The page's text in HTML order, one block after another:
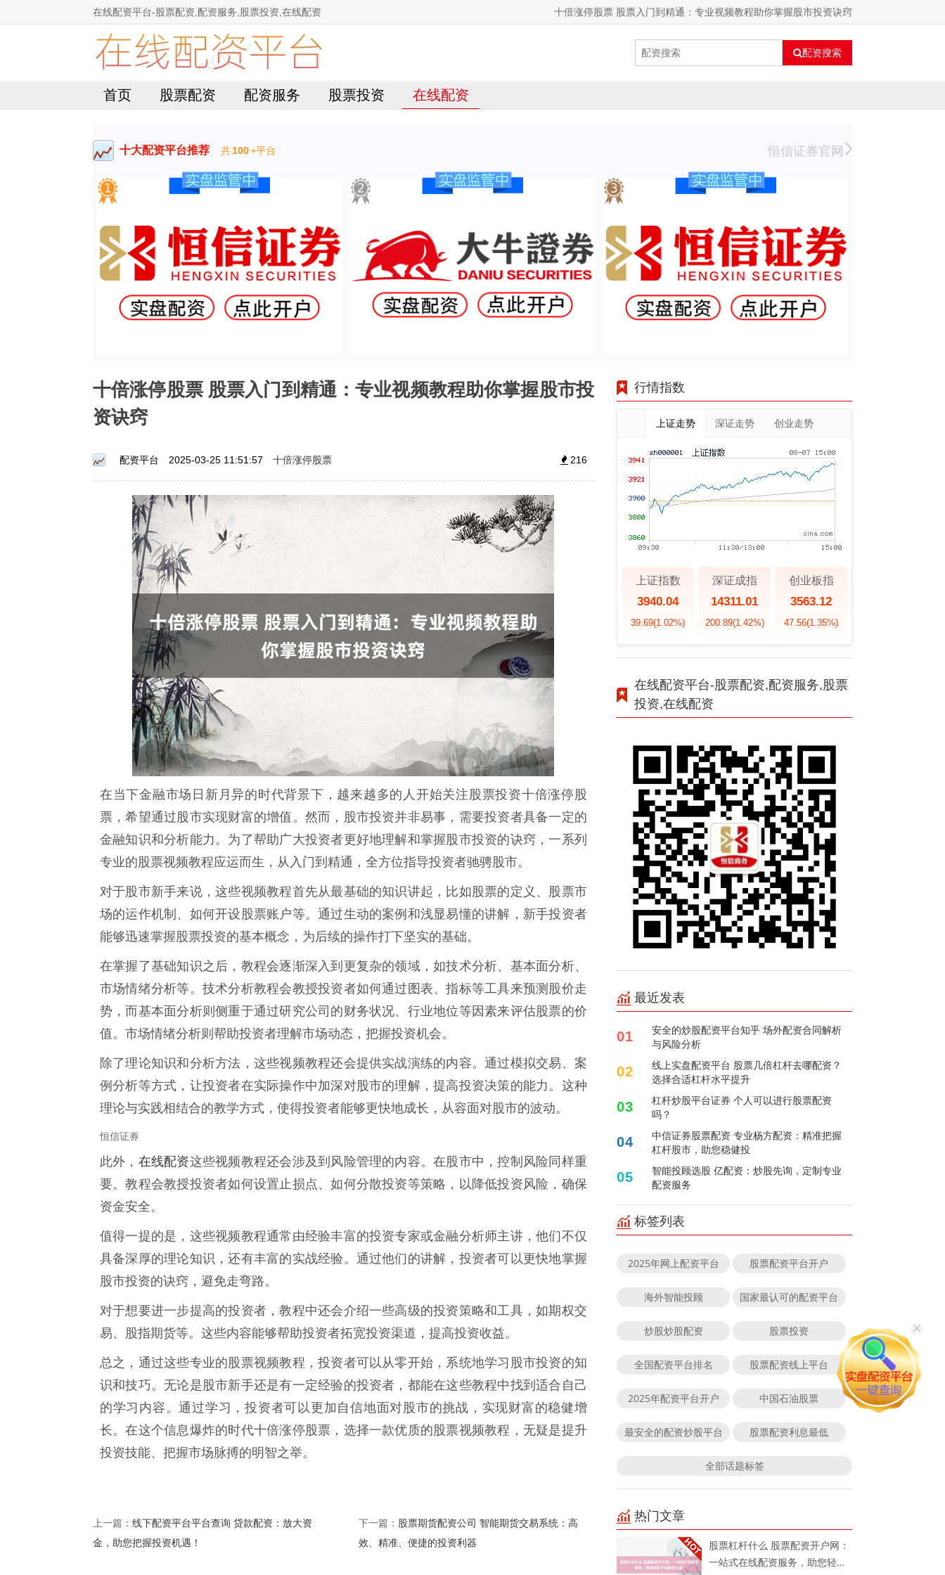
在线配资平台-股票配资,配资服务,股票投资,在线配资 十倍涨停股票 股票入门到精通：专业视频教程助你掌握股市投资诀窍
配资搜索
首页 股票配资 配资服务 股票投资 在线配资
十大配资平台推荐 共100+平台 恒信证券官网
十倍涨停股票 股票入门到精通：专业视频教程助你掌握股市投
资诀窍
配资平台 2025-03-25 11:51:57 十倍涨停股票 216
在当下金融市场日新月异的时代背景下，越来越多的人开始关注股票投资十倍涨停股
票，希望通过股市实现财富的增值。然而，股市投资并非易事，需要投资者具备一定的
金融知识和分析能力。为了帮助广大投资者更好地理解和掌握股市投资的诀窍，一系列
专业的股票视频教程应运而生，从入门到精通，全方位指导投资者驰骋股市。
对于股市新手来说，这些视频教程首先从最基础的知识讲起，比如股票的定义、股票市
场的运作机制、如何开设股票账户等。通过生动的案例和浅显易懂的讲解，新手投资者
能够迅速掌握股票投资的基本概念，为后续的操作打下坚实的基础。
在掌握了基础知识之后，教程会逐渐深入到更复杂的领域，如技术分析、基本面分析、
市场情绪分析等。技术分析教程会教授投资者如何通过图表、指标等工具来预测股价走
势，而基本面分析则侧重于通过研究公司的财务状况、行业地位等因素来评估股票的价
值。市场情绪分析则帮助投资者理解市场动态，把握投资机会。
除了理论知识和分析方法，这些视频教程还会提供实战演练的内容。通过模拟交易、案
例分析等方式，让投资者在实际操作中加深对股市的理解，提高投资决策的能力。这种
理论与实践相结合的教学方式，使得投资者能够更快地成长，从容面对股市的波动。
恒信证券
此外， 在线配资这些视频教程还会涉及到风险管理的内容。在股市中，控制风险同样重
要。教程会教授投资者如何设置止损点、如何分散投资等策略，以降低投资风险，确保
资金安全。
值得一提的是，这些视频教程通常由经验丰富的投资专家或金融分析师主讲，他们不仅
具备深厚的理论知识，还有丰富的实战经验。通过他们的讲解，投资者可以更快地掌握
股市投资的诀窍，避免走弯路。
对于想要进一步提高的投资者，教程中还会介绍一些高级的投资策略和工具，如期权交
易、股指期货等。这些内容能够帮助投资者拓宽投资渠道，提高投资收益。
总之，通过这些专业的股票视频教程，投资者可以从零开始，系统地学习股市投资的知
识和技巧。无论是股市新手还是有一定经验的投资者，都能在这些教程中找到适合自己
的学习内容。通过学习，投资者可以更加自信地面对股市的挑战，实现财富的稳健增
长。在这个信息爆炸的时代十倍涨停股票，选择一款优质的股票视频教程，无疑是提升
投资技能、把握市场脉搏的明智之举。
上一篇： 线下配资平台平台查询 贷款配资：放大资
金，助您把握投资机遇！
下一篇： 股票期货配资公司 智能期货交易系统：高
效、精准、便捷的投资利器
行情指数
上证走势 深证走势 创业走势
上证指数
3940.04
39.69(1.02%)
深证成指
14311.01
200.89(1.42%)
创业板指
3563.12
47.56(1.35%)
在线配资平台-股票配资,配资服务,股票
投资,在线配资
最近发表
01
安全的炒股配资平台知乎 场外配资合同解析
与风险分析
02
线上实盘配资平台 股票几倍杠杆去哪配资？
选择合适杠杆水平提升
03
杠杆炒股平台证券 个人可以进行股票配资
吗？
04
中信证券股票配资 专业杨方配资：精准把握
杠杆股市，助您稳健投
05
智能投顾选股 亿配资：炒股先询，定制专业
配资服务
标签列表
2025年网上配资平台 股票配资平台开户
海外智能投顾 国家最认可的配资平台
炒股炒股配资 股票投资
全国配资平台排名 股票配资线上平台
2025年配资平台开户 中国石油股票
最安全的配资炒股平台 股票配资利息最低
全部话题标签
热门文章
股票杠杆什么 股票配资开户网：
一站式在线配资服务，助您轻松